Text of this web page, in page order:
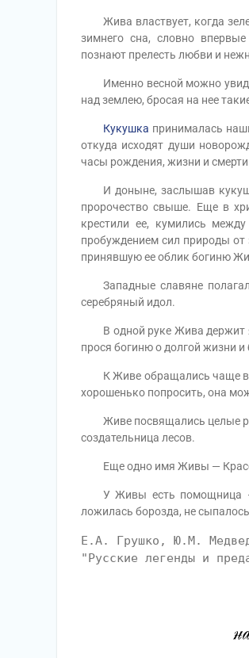
Жива властвует, когда
зимнего сна, словно
познают прелесть любви и
Именно весной можно
над землею, бросая на нее
Кукушка принималась
откуда исходят души
часы рождения, жизни и смерти.
И доныне, заслышав
пророчество свыше. Еще в
крестили ее, кумились
пробуждением сил природы от
принявшую ее облик богиню
Западные славяне
серебряный идол.
В одной руке Жива держит
прося богиню о долгой жизни
К Живе обращались чаще
хорошенько попросить, она
Живе посвящались целые
создательница лесов.
Еще одно имя Живы —
У Живы есть помощница —
ложилась борозда, не
Е.А. Грушко, Ю.М.
"Русские легенды и